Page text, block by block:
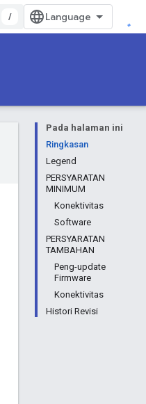
/
Pada halaman ini
Ringkasan
Legend
PERSYARATAN
MINIMUM
Konektivitas
Software
PERSYARATAN
TAMBAHAN
Peng-update
Firmware
Konektivitas
Histori Revisi